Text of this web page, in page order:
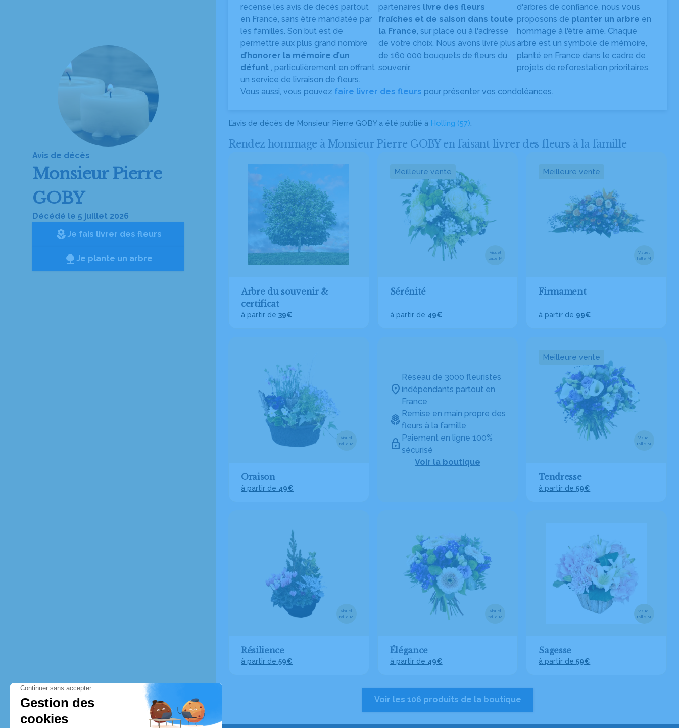
Avis de décès
MonsieurPierre
GOBY
Décédé le 5 juillet 2026
local_florist Je fais livrer des fleurs
Je plante un arbre
recense les avis de décès partout
en France, sans être mandatée par
les familles. Son but est de
permettre aux plus grand nombre
d’honorer la mémoire d’un
défunt , particulièrement en offrant
un service de livraison de fleurs.
partenaires livre des fleurs
fraîches et de saison dans toute
la France, sur place ou à l'adresse
de votre choix. Nous avons livré plus
de 160 000 bouquets de fleurs du
souvenir.
d'arbres de confiance, nous vous
proposons de planter un arbre en
hommage à l'être aimé. Chaque
arbre est un symbole de mémoire,
planté en France dans le cadre de
projets de reforestation prioritaires.
Vous aussi, vous pouvez faire livrer des fleurs pour présenter vos condoléances.
L’avis de décès de Monsieur Pierre GOBY a été publié à Holling (57).
Rendez hommage à Monsieur Pierre GOBY en faisant livrer des fleurs à la famille
Réseau de 3000 fleuristes
indépendants partout en
France
Remise en main propre des
fleurs à la famille
Paiement en ligne 100%
sécurisé
Voir la boutique
Arbre du souvenir &
certificat
à partir de 39€
Meilleure vente
Visuel
taille M
Sérénité
à partir de 49€
Meilleure vente
Visuel
taille M
Firmament
à partir de 99€
Visuel
taille M
Oraison
à partir de 49€
Meilleure vente
Visuel
taille M
Tendresse
à partir de59€
Visuel
taille M
Résilience
à partir de 59€
Visuel
taille M
Élégance
à partir de 49€
Visuel
taille M
Sagesse
à partir de59€
Voir les 106 produits de la boutique